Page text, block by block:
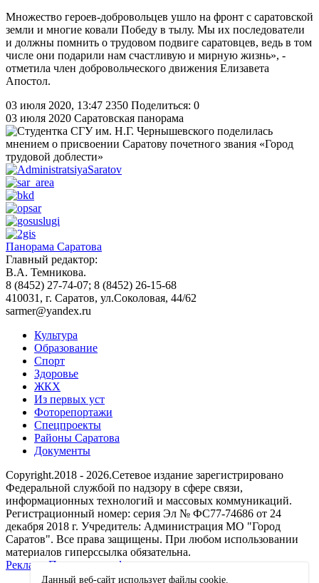
Множество героев-добровольцев ушло на фронт с саратовской
земли и многие ковали Победу в тылу. Мы их последователи
и должны помнить о трудовом подвиге саратовцев, ведь в том
числе они подарили нам счастливую и мирную жизнь», -
отметила член добровольческого движения Елизавета
Апостол.
03 июля 2020, 13:47 2350 Поделиться: 0
03 июля 2020 Саратовская панорама
Панорама Саратова
Главный редактор:
В.А. Темникова.
8 (8452) 27-74-07; 8 (8452) 26-15-68
410031, г. Саратов, ул.Соколовая, 44/62
sarmer@yandex.ru
Культура
Образование
Спорт
Здоровье
ЖКХ
Из пеpвых уст
Фоторепортажи
Спецпроекты
Районы Саратова
Документы
Copyright.2018 - 2026.Сетевое издание зарегистрировано
Федеральной службой по надзору в сфере связи,
информационных технологий и массовых коммуникаций.
Регистрационный номер: серия Эл № ФС77-74686 от 24
декабря 2018 г. Учредитель: Администрация МО "Город
Саратов". Все права защищены. При любом использовании
материалов гиперссылка обязательна.
Реклама
Политика конфиденциальности
Данный веб-сайт использует файлы сookie.